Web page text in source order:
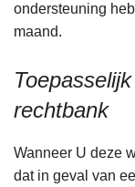
ondersteuning
maand.
rechtbank
Wanneer U deze
dat in geval van